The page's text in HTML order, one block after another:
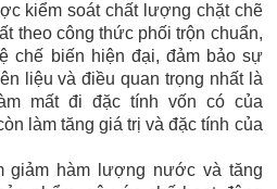
kiểm soát chất lượng chặt chẽ
theo công thức phối trộn chuẩn,
chế biến hiện đại, đảm bảo sự
liệu và điều quan trọng nhất là
mất đi đặc tính vốn có của
làm tăng giá trị và đặc tính của
giảm hàm lượng nước và tăng